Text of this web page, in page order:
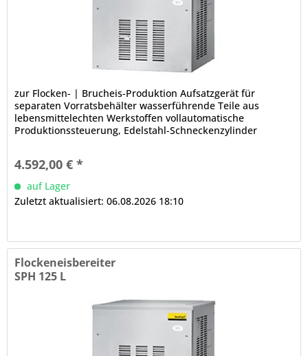
zur Flocken- | Brucheis-Produktion Aufsatzgerät für
separaten Vorratsbehälter wasserführende Teile aus
lebensmittelechten Werkstoffen vollautomatische
Produktionssteuerung, Edelstahl-Schneckenzylinder
4.592,00 € *
auf Lager
Zuletzt aktualisiert: 06.08.2026 18:10
Flockeneisbereiter
SPH 125 L